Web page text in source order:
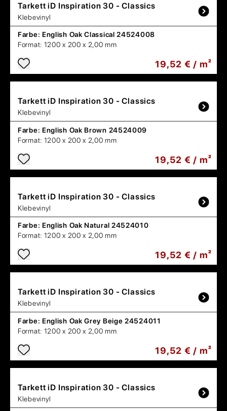
Tarkett iD Inspiration 30 - Classics
Klebevinyl
Farbe: English Oak Classical 24524008
Format: 1200 x 200 x 2,00 mm
19,52 € / m²
Tarkett iD Inspiration 30 - Classics
Klebevinyl
Farbe: English Oak Brown 24524009
Format: 1200 x 200 x 2,00 mm
19,52 € / m²
Tarkett iD Inspiration 30 - Classics
Klebevinyl
Farbe: English Oak Natural 24524010
Format: 1200 x 200 x 2,00 mm
19,52 € / m²
Tarkett iD Inspiration 30 - Classics
Klebevinyl
Farbe: English Oak Grey Beige 24524011
Format: 1200 x 200 x 2,00 mm
19,52 € / m²
Tarkett iD Inspiration 30 - Classics
Klebevinyl